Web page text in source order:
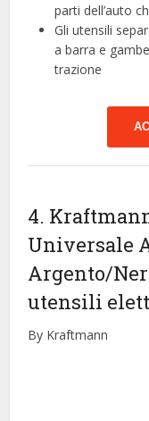
parti dell’auto
Gli utensili
a barra e
trazione
4.
Universale
Argento/
utensili
By Kraftmann